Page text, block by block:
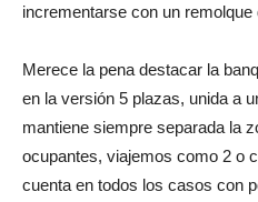
incrementarse con un
Merece la pena destacar la
en la versión 5 plazas, unida a
mantiene siempre separada la
ocupantes, viajemos como 2 o
cuenta en todos los casos con